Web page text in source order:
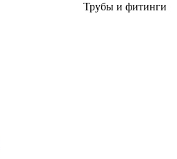
Трубы и фитинги